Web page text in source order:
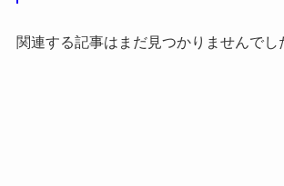
関連する記事はまだ見つかりませんでし